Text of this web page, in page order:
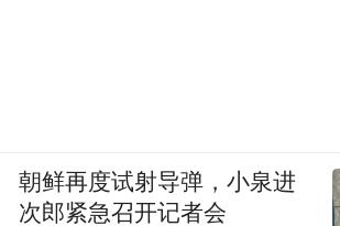
朝鲜再度试射导弹，小泉进
次郎紧急召开记者会